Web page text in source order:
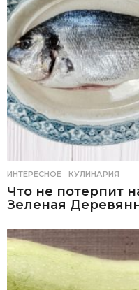
ИНТЕРЕСНОЕ ,КУЛИНАРИЯ
Что не потерпит
Зеленая